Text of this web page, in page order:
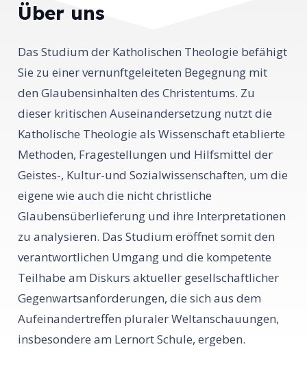
Über uns
Das Studium der Katholischen Theologie befähigt
Sie zu einer vernunftgeleiteten Begegnung mit
den Glaubensinhalten des Christentums. Zu
dieser kritischen Auseinandersetzung nutzt die
Katholische Theologie als Wissenschaft etablierte
Methoden, Fragestellungen und Hilfsmittel der
Geistes-, Kultur-und Sozialwissenschaften, um die
eigene wie auch die nicht christliche
Glaubensüberlieferung und ihre Interpretationen
zu analysieren. Das Studium eröffnet somit den
verantwortlichen Umgang und die kompetente
Teilhabe am Diskurs aktueller gesellschaftlicher
Gegenwartsanforderungen, die sich aus dem
Aufeinandertreffen pluraler Weltanschauungen,
insbesondere am Lernort Schule, ergeben.